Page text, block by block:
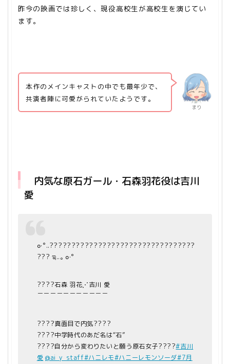
昨今の映画では珍しく、現役高校生が高校生を演じてい
ます。
まり
本作のメインキャストの中でも最年少で、
共演者陣に可愛がられていたようです。
内気な原石ガール・石森羽花役は吉川
愛
๐·°..?????????????????????????????????
??? ಇ..｡ ๐·°
????石森 羽花⋰吉川 愛
￣￣￣￣￣￣￣￣￣￣￣
????真面目で内気????
????中学時代のあだ名は“石”
????自分から変わりたいと願う原石女子????#吉川
愛 @ai_y_staff#ハニレモ#ハニーレモンソーダ#7月